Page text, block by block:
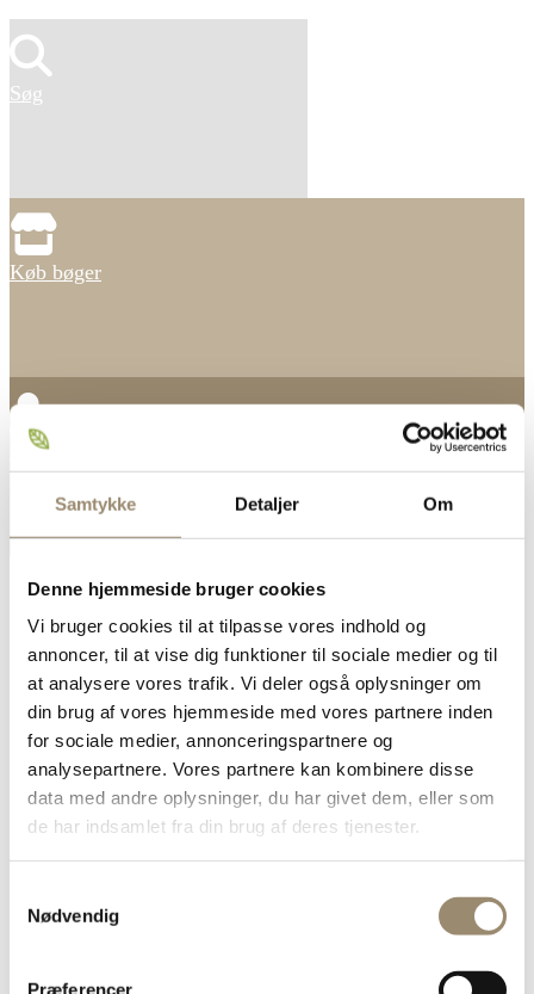
Samtykke Detaljer Om
Denne hjemmeside bruger cookies
Vi bruger cookies til at tilpasse vores indhold og
annoncer, til at vise dig funktioner til sociale medier og til
at analysere vores trafik. Vi deler også oplysninger om
din brug af vores hjemmeside med vores partnere inden
for sociale medier, annonceringspartnere og
analysepartnere. Vores partnere kan kombinere disse
data med andre oplysninger, du har givet dem, eller som
de har indsamlet fra din brug af deres tjenester.
Nødvendig
Præferencer
Søg
Køb bøger
Find anlægsgartner
For medlemmer
Anlæg og pleje
Arbejdsmiljø
Egeprocessionsspinder
Foreningsdokumenter
Garanti
Jura
Kalender
Kompetencefond og Amu
Markedsføring og logo
PartnerskabsNetværk
Tvister og ankenævn